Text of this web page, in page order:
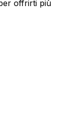
offrirti più